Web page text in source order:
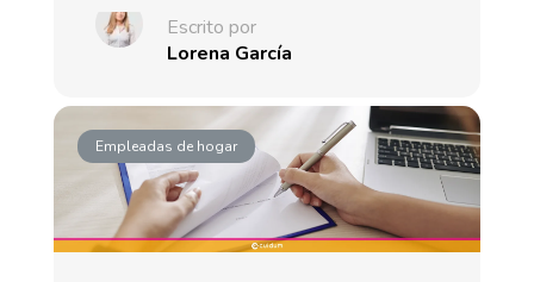
Escrito por
Lorena García
Empleadas de hogar